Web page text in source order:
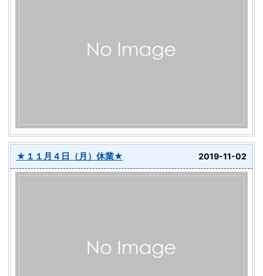
★１１月４日（月）休業★ 2019-11-02